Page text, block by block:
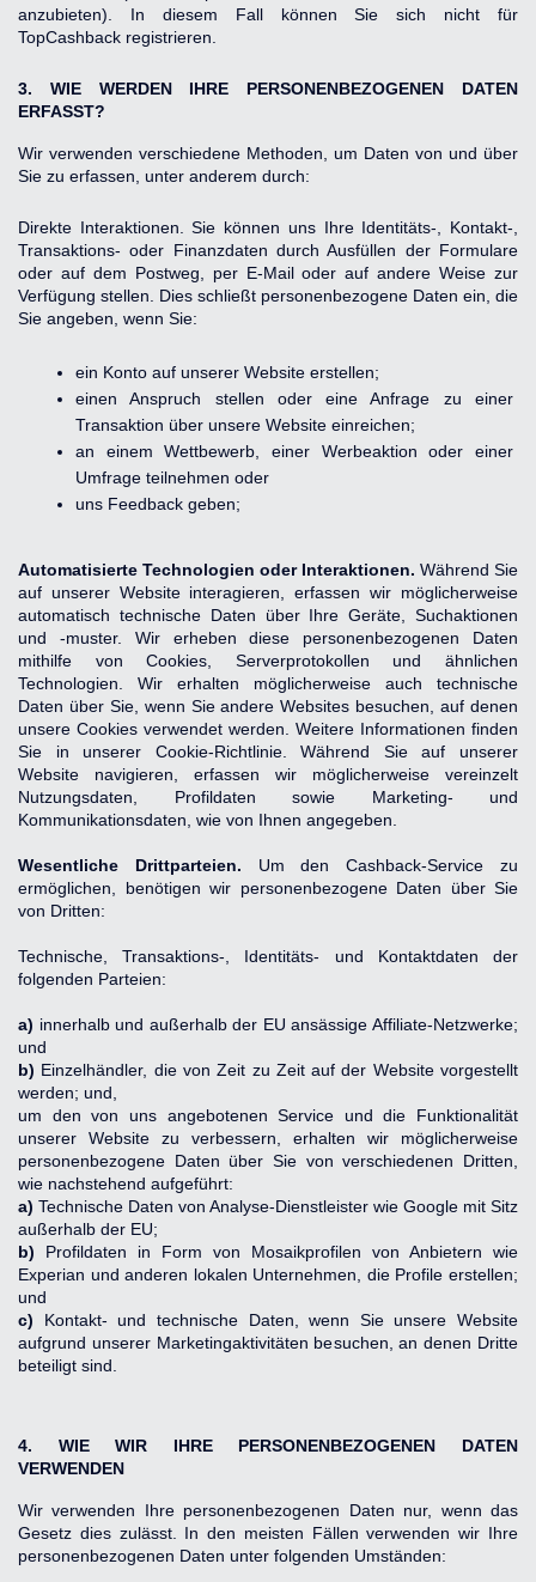
anzubieten). In diesem Fall können Sie sich nicht für
TopCashback registrieren.
3. WIE WERDEN IHRE PERSONENBEZOGENEN DATEN
ERFASST?
Wir verwenden verschiedene Methoden, um Daten von und über
Sie zu erfassen, unter anderem durch:
Direkte Interaktionen. Sie können uns Ihre Identitäts-, Kontakt-,
Transaktions- oder Finanzdaten durch Ausfüllen der Formulare
oder auf dem Postweg, per E-Mail oder auf andere Weise zur
Verfügung stellen. Dies schließt personenbezogene Daten ein, die
Sie angeben, wenn Sie:
ein Konto auf unserer Website erstellen;
einen Anspruch stellen oder eine Anfrage zu einer
Transaktion über unsere Website einreichen;
an einem Wettbewerb, einer Werbeaktion oder einer
Umfrage teilnehmen oder
uns Feedback geben;
Automatisierte Technologien oder Interaktionen. Während Sie
auf unserer Website interagieren, erfassen wir möglicherweise
automatisch technische Daten über Ihre Geräte, Suchaktionen
und -muster. Wir erheben diese personenbezogenen Daten
mithilfe von Cookies, Serverprotokollen und ähnlichen
Technologien. Wir erhalten möglicherweise auch technische
Daten über Sie, wenn Sie andere Websites besuchen, auf denen
unsere Cookies verwendet werden. Weitere Informationen finden
Sie in unserer Cookie-Richtlinie. Während Sie auf unserer
Website navigieren, erfassen wir möglicherweise vereinzelt
Nutzungsdaten, Profildaten sowie Marketing- und
Kommunikationsdaten, wie von Ihnen angegeben.
Wesentliche Drittparteien. Um den Cashback-Service zu
ermöglichen, benötigen wir personenbezogene Daten über Sie
von Dritten:
Technische, Transaktions-, Identitäts- und Kontaktdaten der
folgenden Parteien:
a) innerhalb und außerhalb der EU ansässige Affiliate-Netzwerke;
und
b) Einzelhändler, die von Zeit zu Zeit auf der Website vorgestellt
werden; und,
um den von uns angebotenen Service und die Funktionalität
unserer Website zu verbessern, erhalten wir möglicherweise
personenbezogene Daten über Sie von verschiedenen Dritten,
wie nachstehend aufgeführt:
a) Technische Daten von Analyse-Dienstleister wie Google mit Sitz
außerhalb der EU;
b) Profildaten in Form von Mosaikprofilen von Anbietern wie
Experian und anderen lokalen Unternehmen, die Profile erstellen;
und
c) Kontakt- und technische Daten, wenn Sie unsere Website
aufgrund unserer Marketingaktivitäten besuchen, an denen Dritte
beteiligt sind.
4. WIE WIR IHRE PERSONENBEZOGENEN DATEN
VERWENDEN
Wir verwenden Ihre personenbezogenen Daten nur, wenn das
Gesetz dies zulässt. In den meisten Fällen verwenden wir Ihre
personenbezogenen Daten unter folgenden Umständen: